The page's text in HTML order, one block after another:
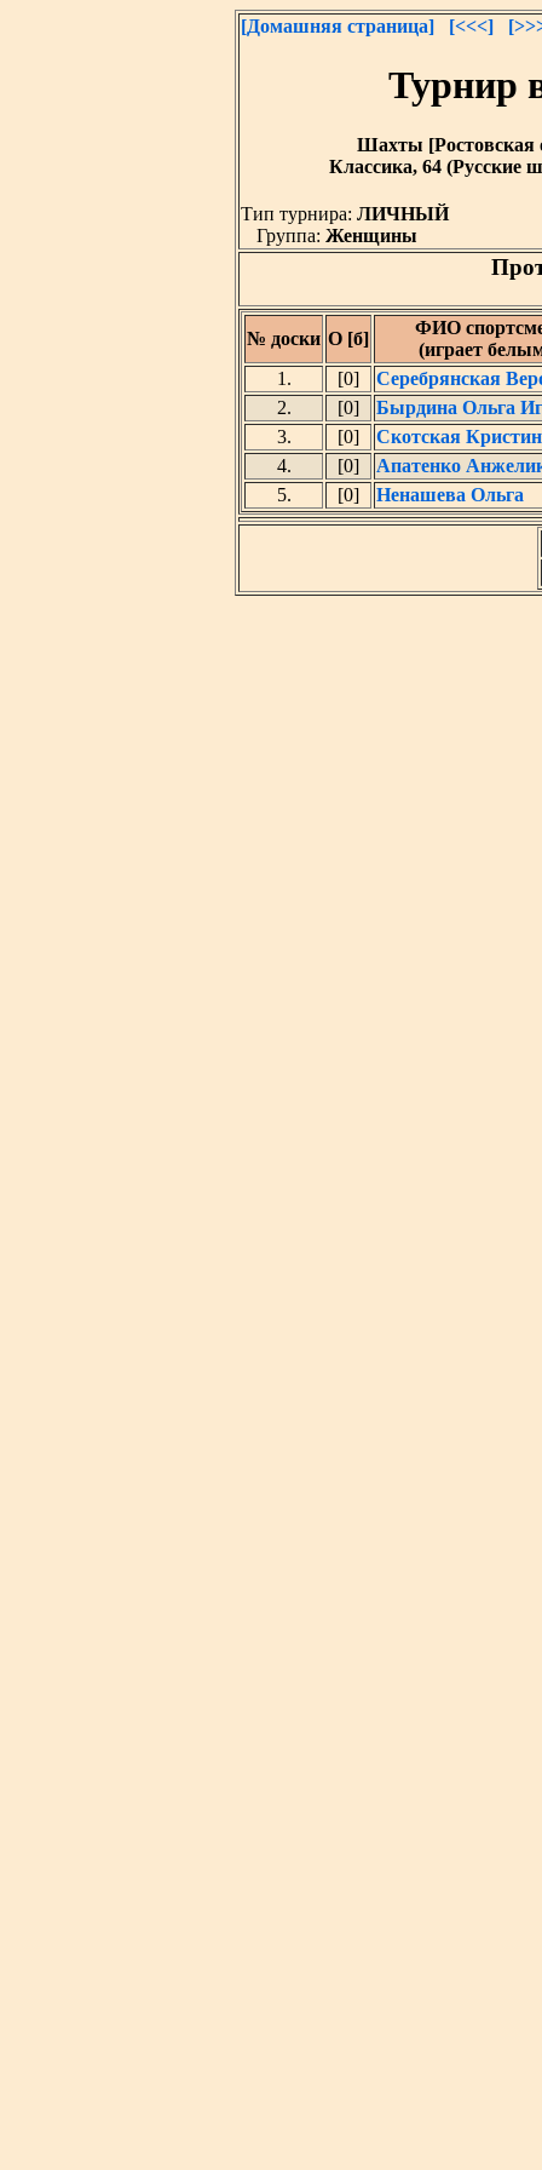
[Домашняя страница] [<<<]
Турнир
Шахты [Ростовская
Классика, 64 (Русские
Тип турнира: ЛИЧНЫЙ
Группа: Женщины
№ доски О [б]
ФИО
(играет
1.
[0]
Серебрянская
2.
[0]
Бырдина Ольга
3.
[0]
Скотская
4.
[0]
Апатенко
5.
[0] Ненашева Ольга